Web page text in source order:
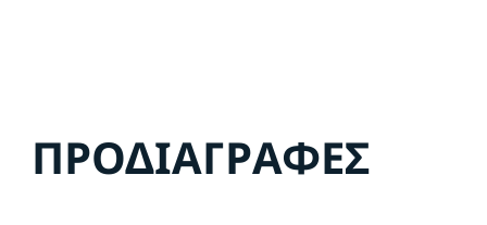
ΠΡΟΔΙΑΓΡΑΦΈΣ